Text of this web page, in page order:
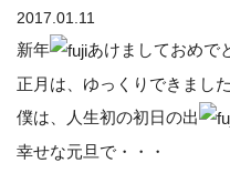
2017.01.11
新年
あけましておめで
正月は、ゆっくりできまし
僕は、人生初の初日の出
幸せな元旦で・・・